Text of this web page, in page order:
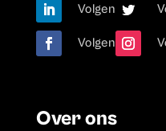
Volgen
Volgen
Over ons